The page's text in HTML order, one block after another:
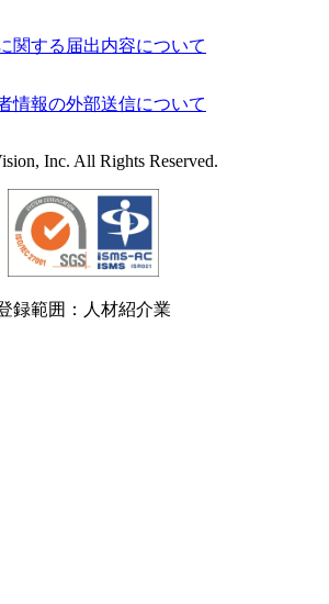
関する届出内容について
情報の外部送信について
Inc. All Rights Reserved.
録範囲：人材紹介業